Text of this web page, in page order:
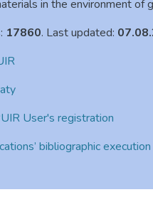
in the environment of
17860. Last updated:
User's registration
bibliographic execution